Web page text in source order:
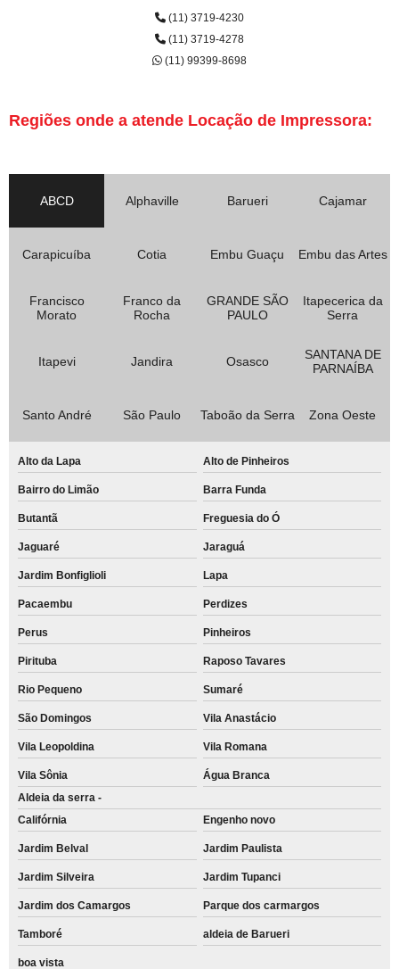
(11) 3719-4230
(11) 3719-4278
(11) 99399-8698
Regiões onde a atende Locação de Impressora:
ABCD Alphaville Barueri Cajamar
Carapicuíba Cotia Embu Guaçu Embu das Artes
Francisco
Morato
Franco da
Rocha
GRANDE SÃO
PAULO
Itapecerica da
Serra
Itapevi Jandira Osasco
SANTANA DE
PARNAÍBA
Santo André São Paulo Taboão da Serra Zona Oeste
Alto da Lapa Alto de Pinheiros
Bairro do Limão Barra Funda
Butantã Freguesia do Ó
Jaguaré Jaraguá
Jardim Bonfiglioli Lapa
Pacaembu Perdizes
Perus Pinheiros
Pirituba Raposo Tavares
Rio Pequeno Sumaré
São Domingos Vila Anastácio
Vila Leopoldina Vila Romana
Vila Sônia
Água Branca
Aldeia da serra -
Califórnia
Engenho novo
Jardim Belval Jardim Paulista
Jardim Silveira Jardim Tupanci
Jardim dos Camargos Parque dos carmargos
Tamboré aldeia de Barueri
boa vista